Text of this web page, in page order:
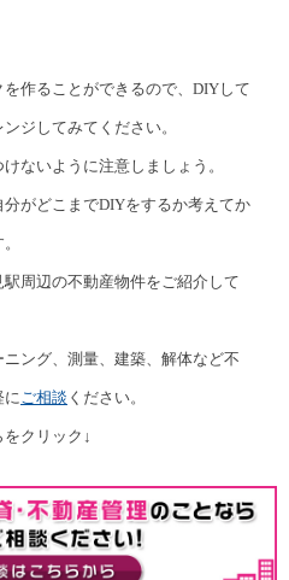
作ることができるので、DIYして
ジしてみてください。
ないように注意しましょう。
がどこまでDIYをするか考えてか
駅周辺の不動産物件をご紹介して
ング、測量、建築、解体など不
にご相談 ください。
クリック↓